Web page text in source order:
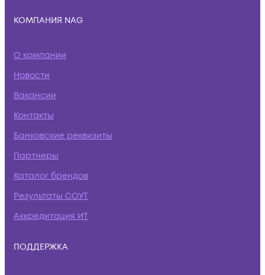
КОМПАНИЯ NAG
О компании
Новости
Вакансии
Контакты
Банковские реквизиты
Партнеры
Каталог брендов
Результаты СОУТ
Аккредитация ИТ
ПОДДЕРЖКА